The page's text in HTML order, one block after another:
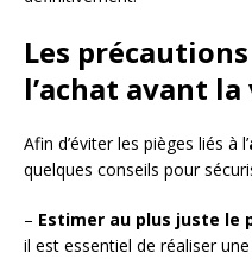
Les
l’achat avant
Afin d’éviter les pièges liés à l’
quelques conseils pour
– Estimer au plus juste le
il est essentiel de réaliser